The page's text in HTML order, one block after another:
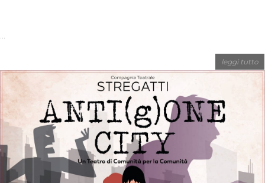
...
leggi tutto